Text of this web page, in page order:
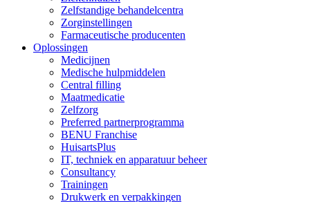
Zelfstandige behandelcentra
Zorginstellingen
Farmaceutische producenten
Oplossingen
Medicijnen
Medische hulpmiddelen
Central filling
Maatmedicatie
Zelfzorg
Preferred partnerprogramma
BENU Franchise
HuisartsPlus
IT, techniek en apparatuur beheer
Consultancy
Trainingen
Drukwerk en verpakkingen